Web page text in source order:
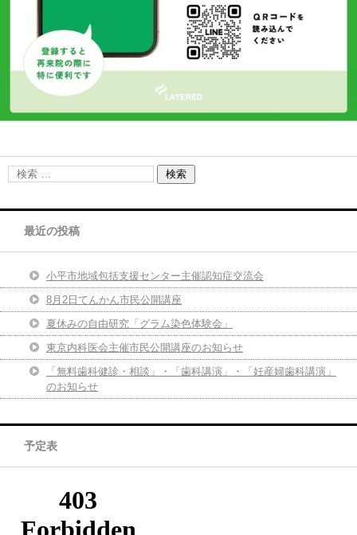
最近の投稿
小平市地域包括支援センター主催認知症交流会
8月2日てんかん市民公開講座
夏休みの自由研究「グラム染色体験会」
東京内科医会主催市民公開講座のお知らせ
「無料歯科健診・相談」・「歯科講演」・「妊産婦歯科講演」
のお知らせ
予定表